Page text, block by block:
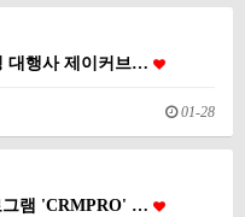
대행사 제이커브…
01-28
그램 'CRMPRO' …